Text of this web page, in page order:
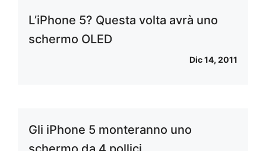
L’iPhone 5? Questa volta avrà uno
schermo OLED
Dic 14, 2011
Gli iPhone 5 monteranno uno